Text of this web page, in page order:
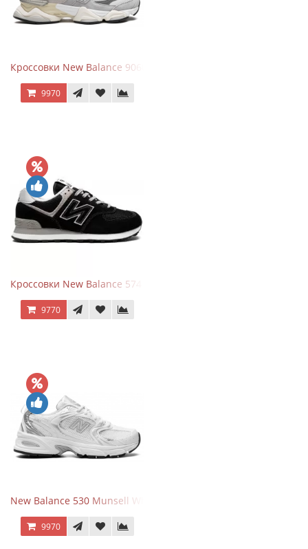
Кроссовки New Balance 9060 Rain Cloud Grey
9970
Кроссовки New Balance 574 Evergreen Black
9770
New Balance 530 Munsell White Silver
9970